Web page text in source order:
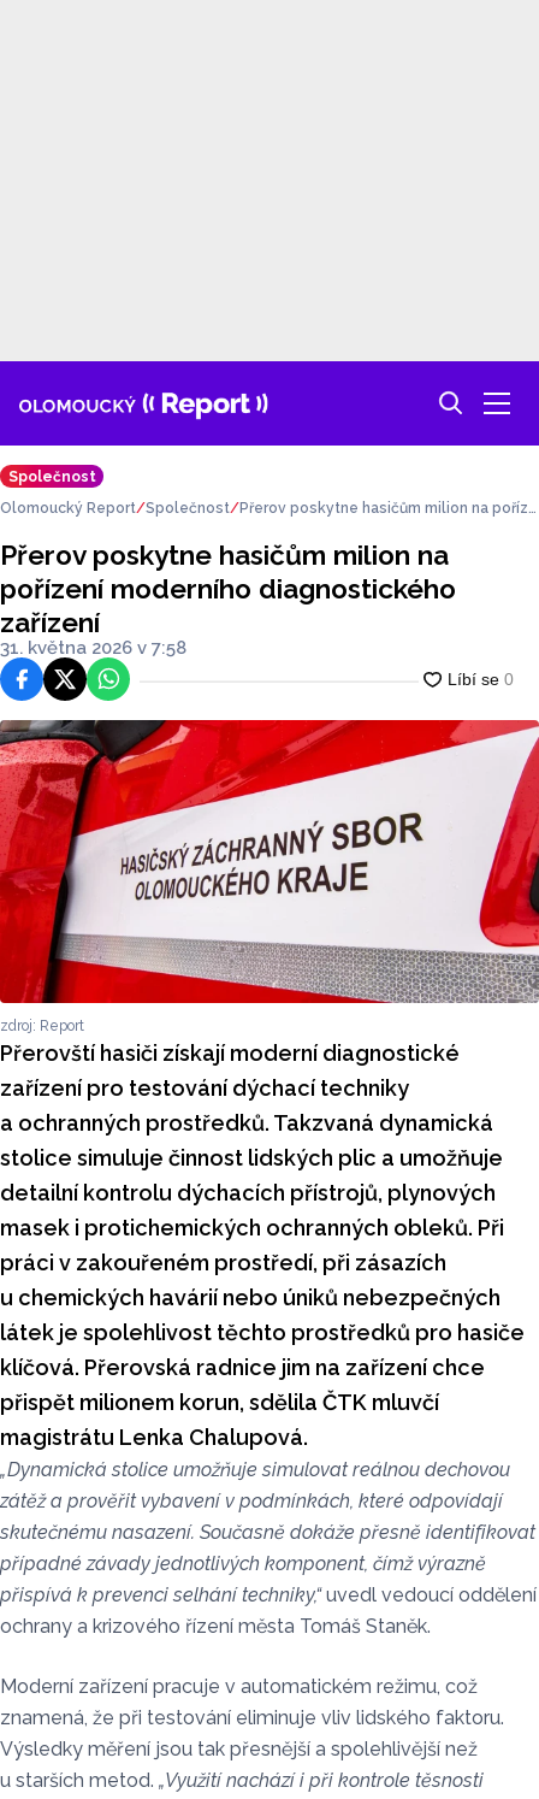
Společnost
Olomoucký Report Společnost
Přerov poskytne hasičům milion na poříze
Přerov poskytne hasičům milion na
pořízení moderního diagnostického
zařízení
31. května 2026 v 7:58
FacebookPlatforma X
WhatsApp
zdroj: Report
Přerovští hasiči získají moderní diagnostické
zařízení pro testování dýchací techniky
a ochranných prostředků. Takzvaná dynamická
stolice simuluje činnost lidských plic a umožňuje
detailní kontrolu dýchacích přístrojů, plynových
masek i protichemických ochranných obleků. Při
práci v zakouřeném prostředí, při zásazích
u chemických havárií nebo úniků nebezpečných
látek je spolehlivost těchto prostředků pro hasiče
klíčová. Přerovská radnice jim na zařízení chce
přispět milionem korun, sdělila ČTK mluvčí
magistrátu Lenka Chalupová.
„Dynamická stolice umožňuje simulovat reálnou dechovou
zátěž a prověřit vybavení v podmínkách, které odpovídají
skutečnému nasazení. Současně dokáže přesně identifikovat
případné závady jednotlivých komponent, čímž výrazně
přispívá k prevenci selhání techniky,“uvedl vedoucí oddělení
ochrany a krizového řízení města Tomáš Staněk.
Moderní zařízení pracuje v automatickém režimu, což
znamená, že při testování eliminuje vliv lidského faktoru.
Výsledky měření jsou tak přesnější a spolehlivější než
u starších metod. „Využití nachází i při kontrole těsnosti